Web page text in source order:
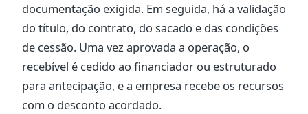
documentação exigida. Em seguida, há a validação
do título, do contrato, do sacado e das condições
de cessão. Uma vez aprovada a operação, o
recebível é cedido ao financiador ou estruturado
para antecipação, e a empresa recebe os recursos
com o desconto acordado.